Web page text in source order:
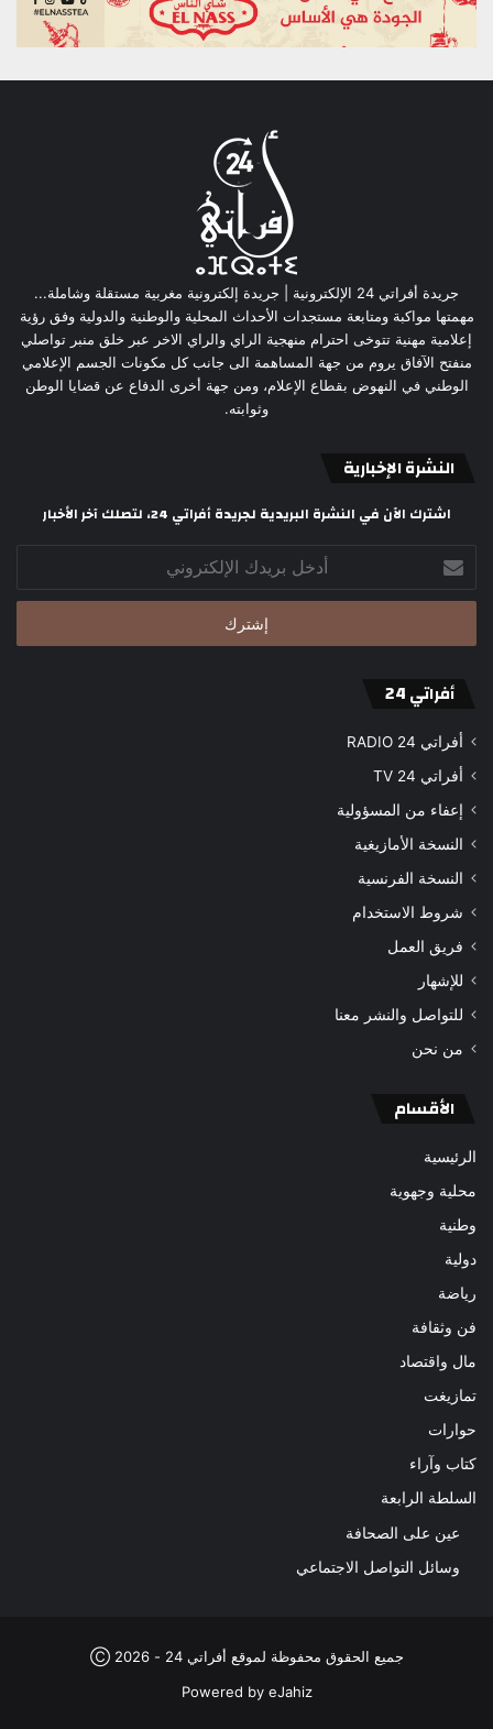
جريدة أفراتي 24 الإلكترونية | جريدة إلكترونية مغربية مستقلة وشاملة...
مهمتها مواكبة ومتابعة مستجدات الأحداث المحلية والوطنية والدولية وفق رؤية
إعلامية مهنية تتوخى احترام منهجية الراي والراي الاخر عبر خلق منبر تواصلي
منفتح الآفاق يروم من جهة المساهمة الى جانب كل مكونات الجسم الإعلامي
الوطني في النهوض بقطاع الإعلام، ومن جهة أخرى الدفاع عن قضايا الوطن
وثوابته.
النشرة الإخبارية
اشترك الآن في النشرة البريدية لجريدة أفراتي 24، لتصلك آخر الأخبار
بريدك
الإلكتروني
أفراتي 24
أفراتي 24 RADIO
أفراتي 24 TV
إعفاء من المسؤولية
النسخة الأمازيغية
النسخة الفرنسية
شروط الاستخدام
فريق العمل
للإشهار
للتواصل والنشر معنا
من نحن
الأقسام
الرئيسية
محلية وجهوية
وطنية
دولية
رياضة
فن وثقافة
مال واقتصاد
تمازيغت
حوارات
كتاب وآراء
السلطة الرابعة
عين على الصحافة
وسائل التواصل الاجتماعي
جميع الحقوق محفوظة لموقع أفراتي 24 - 2026 Ⓒ
Powered by eJahiz